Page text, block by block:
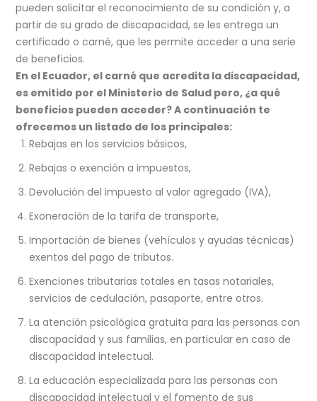
pueden solicitar el reconocimiento de su condición y, a
partir de su grado de discapacidad, se les entrega un
certificado o carné, que les permite acceder a una serie
de beneficios.
En el Ecuador, el carné que acredita la discapacidad,
es emitido por el Ministerio de Salud pero, ¿a qué
beneficios pueden acceder? A continuación te
ofrecemos un listado de los principales:
Rebajas en los servicios básicos,
Rebajas o exención a impuestos,
Devolución del impuesto al valor agregado (IVA),
Exoneración de la tarifa de transporte,
Importación de bienes (vehículos y ayudas técnicas)
exentos del pago de tributos.
Exenciones tributarias totales en tasas notariales,
servicios de cedulación, pasaporte, entre otros.
La atención psicológica gratuita para las personas con
discapacidad y sus familias, en particular en caso de
discapacidad intelectual.
La educación especializada para las personas con
discapacidad intelectual y el fomento de sus